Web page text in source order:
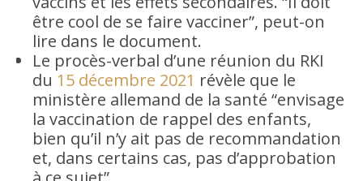
être cool de se faire vacciner”, peut-on
lire dans le document.
Le procès-verbal d’une réunion du RKI
du 15 décembre 2021 révèle que le
ministère allemand de la santé “envisage
la vaccination de rappel des enfants,
bien qu’il n’y ait pas de recommandation
et, dans certains cas, pas d’approbation